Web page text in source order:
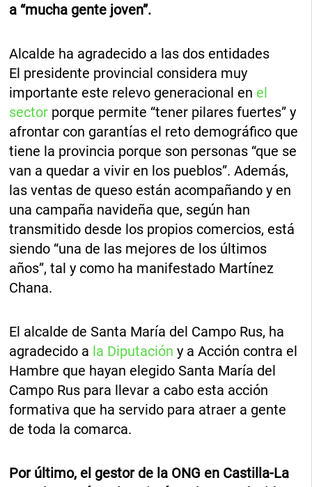
a “mucha gente joven”.
Alcalde ha agradecido a las dos entidades
El presidente provincial considera muy
importante este relevo generacional en el
sector porque permite “tener pilares fuertes” y
afrontar con garantías el reto demográfico que
tiene la provincia porque son personas “que se
van a quedar a vivir en los pueblos”. Además,
las ventas de queso están acompañando y en
una campaña navideña que, según han
transmitido desde los propios comercios, está
siendo “una de las mejores de los últimos
años”, tal y como ha manifestado Martínez
Chana.
El alcalde de Santa María del Campo Rus, ha
agradecido a la Diputación y a Acción contra el
Hambre que hayan elegido Santa María del
Campo Rus para llevar a cabo esta acción
formativa que ha servido para atraer a gente
de toda la comarca.
Por último, el gestor de la ONG en Castilla-La